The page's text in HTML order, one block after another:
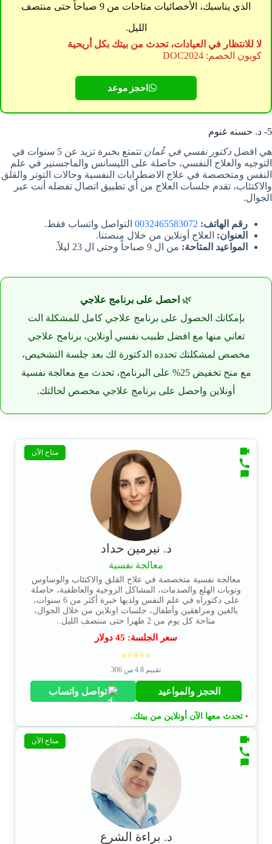
الذي يناسبك، الأخصائيات متاحات من 9 صباحاً حتى منتصف
الليل.
لا للانتظار في العيادات، تحدث من بيتك بكل أريحية
كوبون الخصم: DOC2024
احجز موعد
5- د. حسنه غنوم
هي افضل دكتور نفسي في عُمان
تتمتع بخبرة تزيد عن 5 سنوات في
التوجيه والعلاج النفسي، حاصلة على الليسانس والماجستير في علم
النفس ومتخصصة في علاج الاضطرابات النفسية وحالات التوتر والقلق
والاكتئاب، تقدم جلسات العلاج من أي تطبيق اتصال تفضله أنت عبر
الجوال.
رقم الهاتف: 0032465583072 التواصل واتساب فقط.
العنوان: العلاج أونلاين من خلال منصتنا.
المواعيد المتاحة: من ال 9 صباحاً وحتى ال 23 ليلاً.
🌿 احصل على برنامج علاجي
بإمكانك الحصول على برنامج علاجي كامل للمشكلة الت
تعاني منها مع افضل طبيب نفسي أونلاين، برنامج علاجي
مخصص لمشكلتك تحدده الدكتورة لك بعد جلسة التشخيص،
مع منح تخفيض 25% على البرنامج، تحدث مع معالجة نفسية
أونلاين واحصل على برنامج علاجي مخصص لحالتك.
متاح الآن
د. نيرمين حداد
معالجة نفسية
معالجة نفسية متخصصة في علاج القلق والاكتئاب والوساوس
ونوبات الهلع والصدمات، المشاكل الزوجية والعاظفية، حاصلة
على دكتوراه في علم النفس ولديها خبرة أكثر من 6 سنوات،
بالغين ومراهقين وأطفال، جلسات اونلاين من خلال الجوال،
متاحة كل يوم من 2 ظهرا حتى منتصف الليل..
سعر الجلسة: 45 دولار
⭐⭐⭐⭐⭐
تقييم 4.8 من 306
الحجز والمواعيد تواصل واتساب
• تحدث معها الآن أونلاين من بيتك.
متاح الآن
د. براءة الشرع